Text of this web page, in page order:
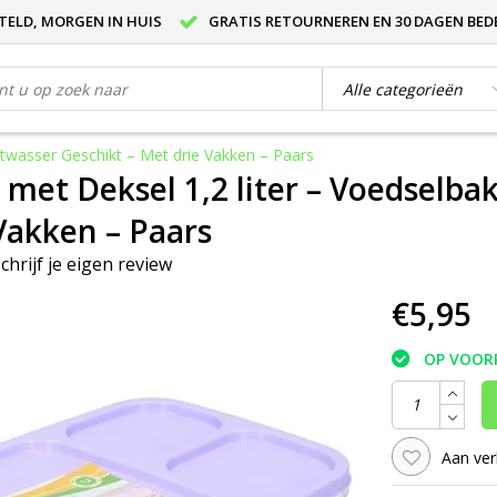
MORGEN IN HUIS GRATIS RETOURNEREN EN 30 DAGEN
Geschikt – Met drie Vakken – Paars
Deksel 1,2 liter –
– Paars
je eigen review
€5,95
OP
Aan